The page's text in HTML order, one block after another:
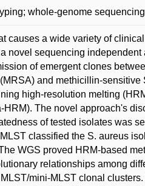
whole-genome sequencing
causes a wide variety of
novel sequencing
of emergent clones
and methicillin-sensitive
high-resolution melting
The novel approach's
of tested isolates was
classified the S. aureus
WGS proved HRM-based
relationships among
mini-MLST clonal